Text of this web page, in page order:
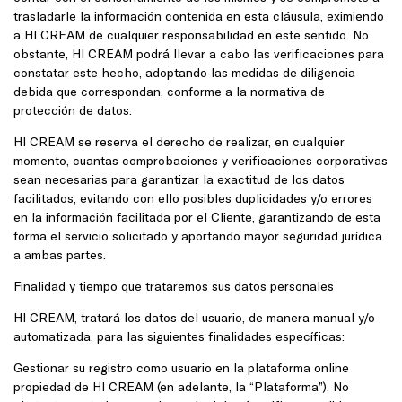
trasladarle la información contenida en esta cláusula, eximiendo
a HI CREAM de cualquier responsabilidad en este sentido. No
obstante, HI CREAM podrá llevar a cabo las verificaciones para
constatar este hecho, adoptando las medidas de diligencia
debida que correspondan, conforme a la normativa de
protección de datos.
HI CREAM se reserva el derecho de realizar, en cualquier
momento, cuantas comprobaciones y verificaciones corporativas
sean necesarias para garantizar la exactitud de los datos
facilitados, evitando con ello posibles duplicidades y/o errores
en la información facilitada por el Cliente, garantizando de esta
forma el servicio solicitado y aportando mayor seguridad jurídica
a ambas partes.
Finalidad y tiempo que trataremos sus datos personales
HI CREAM, tratará los datos del usuario, de manera manual y/o
automatizada, para las siguientes finalidades específicas:
Gestionar su registro como usuario en la plataforma online
propiedad de HI CREAM (en adelante, la “Plataforma”). No